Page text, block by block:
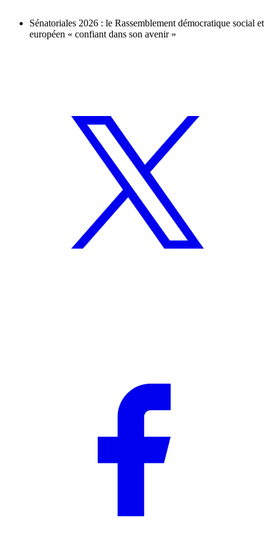
Sénatoriales 2026 : le Rassemblement démocratique social et
européen « confiant dans son avenir »